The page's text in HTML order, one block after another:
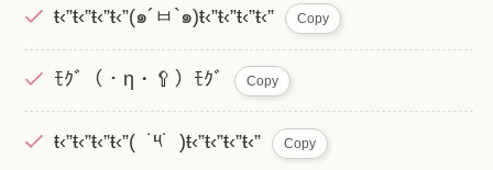
ŧ‹”ŧ‹”ŧ‹”ŧ‹”(๑´ㅂ`๑)ŧ‹”ŧ‹”ŧ‹”ŧ‹” Copy
ﾓｸﾞ（・η・🥄）ﾓｸﾞ Copy
ŧ‹”ŧ‹”ŧ‹”ŧ‹”( ˙༥˙ )ŧ‹”ŧ‹”ŧ‹”ŧ‹” Copy